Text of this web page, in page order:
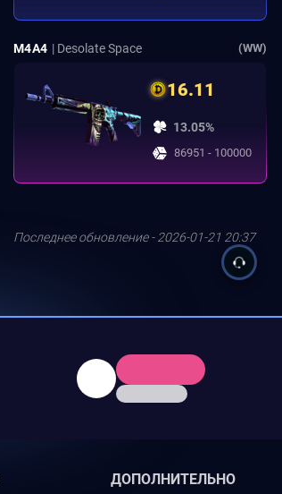
M4A4 | Desolate Space (WW)
16.11
13.05%
86951 - 100000
Последнее обновление - 2026-01-21 20:37
ДОПОЛНИТЕЛЬНО